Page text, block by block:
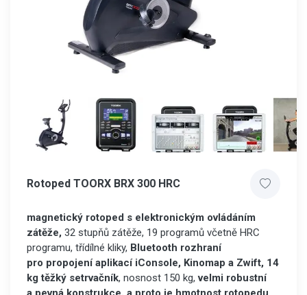
Rotoped TOORX BRX 300 HRC
magnetický rotoped s elektronickým ovládáním
zátěže, 32 stupňů zátěže, 19 programů včetně HRC
programu, třídílné kliky, Bluetooth rozhraní
pro propojení aplikací iConsole, Kinomap a Zwift, 14
kg těžký setrvačník, nosnost 150 kg,velmi robustní